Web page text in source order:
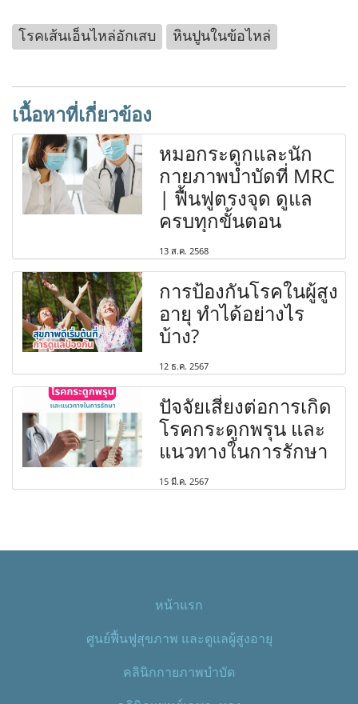
โรคเส้นเอ็นไหล่อักเสบ หินปูนในข้อไหล่
เนื้อหาที่เกี่ยวข้อง
หมอกระดูกและนัก
กายภาพบำบัดที่ MRC
| ฟื้นฟูตรงจุด ดูแล
ครบทุกขั้นตอน
13 ส.ค. 2568
การป้องกันโรคในผู้สูง
อายุ ทำได้อย่างไร
บ้าง?
12 ธ.ค. 2567
ปัจจัยเสี่ยงต่อการเกิด
โรคกระดูกพรุน และ
แนวทางในการรักษา
15 มี.ค. 2567
หน้าแรก
ศูนย์ฟื้นฟูสุขภาพ และดูแลผู้สูงอายุ
คลินิกกายภาพบำบัด